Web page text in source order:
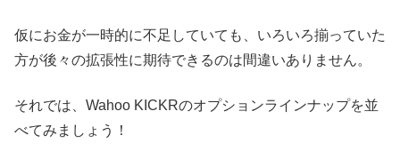
仮にお金が一時的に不足していても、いろいろ揃っていた
方が後々の拡張性に期待できるのは間違いありません。
それでは、Wahoo KICKRのオプションラインナップを並
べてみましょう！